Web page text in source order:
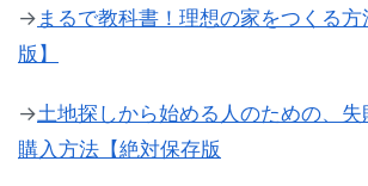
→ まるで教科書！理想の家をつくる
版】
→土地探しから始める人のための、
購入方法【絶対保存版